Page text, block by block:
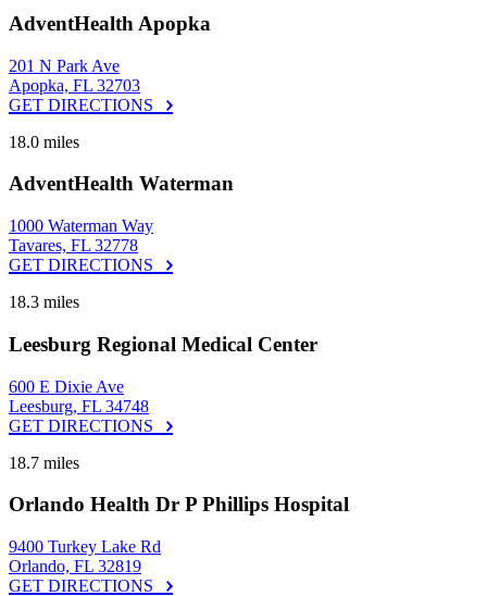
AdventHealth Apopka
201 N Park Ave
Apopka, FL 32703
GET DIRECTIONS
18.0 miles
AdventHealth Waterman
1000 Waterman Way
Tavares, FL 32778
GET DIRECTIONS
18.3 miles
Leesburg Regional Medical Center
600 E Dixie Ave
Leesburg, FL 34748
GET DIRECTIONS
18.7 miles
Orlando Health Dr P Phillips Hospital
9400 Turkey Lake Rd
Orlando, FL 32819
GET DIRECTIONS